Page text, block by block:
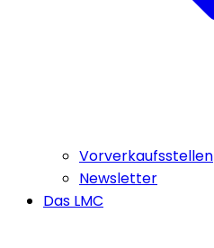
Vorverkaufsstellen
Newsletter
Das LMC